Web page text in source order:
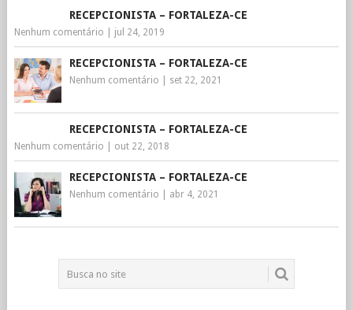
RECEPCIONISTA – FORTALEZA-CE
Nenhum comentário jul 24, 2019
RECEPCIONISTA – FORTALEZA-CE
Nenhum comentário set 22, 2021
RECEPCIONISTA – FORTALEZA-CE
Nenhum comentário out 22, 2018
RECEPCIONISTA – FORTALEZA-CE
Nenhum comentário abr 4, 2021